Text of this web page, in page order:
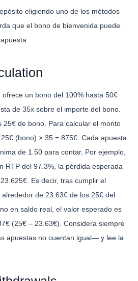
eligiendo uno de los métodos
que el bono de bienvenida puede
un bono del 100% hasta 50€
de 35x sobre el importe del bono.
25€ de bono. Para calcular el monto
(bono) × 35 = 875€. Cada apuesta
de 1.50 para contar. Por ejemplo,
RTP del 97.3%, la pérdida esperada
Es decir, tras cumplir el
de 23.63€ de los 25€ del
en saldo real, el valor esperado es
(25€ – 23.63€). Considera siempre
apuestas no cuentan igual— y lee la